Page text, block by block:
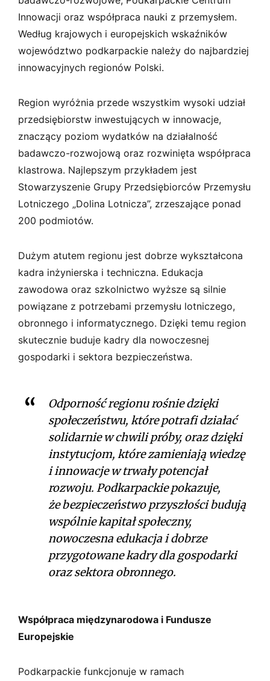
Innowacji oraz współpraca nauki z przemysłem.
Według krajowych i europejskich wskaźników
województwo podkarpackie należy do najbardziej
innowacyjnych regionów Polski.
Region wyróżnia przede wszystkim wysoki udział
przedsiębiorstw inwestujących w innowacje,
znaczący poziom wydatków na działalność
badawczo-rozwojową oraz rozwinięta współpraca
klastrowa. Najlepszym przykładem jest
Stowarzyszenie Grupy Przedsiębiorców Przemysłu
Lotniczego „Dolina Lotnicza”, zrzeszające ponad
200 podmiotów.
Dużym atutem regionu jest dobrze wykształcona
kadra inżynierska i techniczna. Edukacja
zawodowa oraz szkolnictwo wyższe są silnie
powiązane z potrzebami przemysłu lotniczego,
obronnego i informatycznego. Dzięki temu region
skutecznie buduje kadry dla nowoczesnej
gospodarki i sektora bezpieczeństwa.
Odporność regionu rośnie dzięki
społeczeństwu, które potrafi działać
solidarnie w chwili próby, oraz dzięki
instytucjom, które zamieniają wiedzę
i innowacje w trwały potencjał
rozwoju. Podkarpackie pokazuje,
że bezpieczeństwo przyszłości budują
wspólnie kapitał społeczny,
nowoczesna edukacja i dobrze
przygotowane kadry dla gospodarki
oraz sektora obronnego.
Współpraca międzynarodowa i Fundusze
Europejskie
Podkarpackie funkcjonuje w ramach